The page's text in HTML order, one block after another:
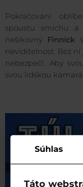
Súhlas
Táto
Pokračování
spoustu smíchu
nešikovný Finnick
neviditelnost. Bez
nebezpečí. Aby
svou lidskou